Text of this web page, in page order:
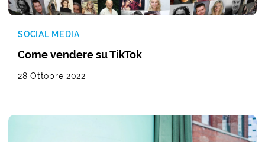
SOCIAL MEDIA
Come vendere su TikTok
28 Ottobre 2022